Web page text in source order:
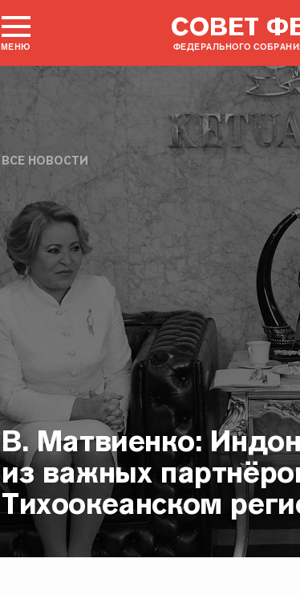
МЕНЮ
СОВЕТ
ФЕДЕРАЛЬНОГО
ВСЕ НОВОСТИ
В. Матвиенко:
из важных
Тихоокеанском